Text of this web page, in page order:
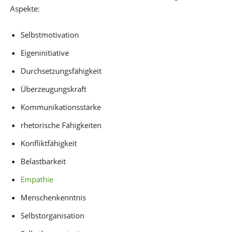
Aspekte:
Selbstmotivation
Eigeninitiative
Durchsetzungsfähigkeit
Überzeugungskraft
Kommunikationsstärke
rhetorische Fähigkeiten
Konfliktfähigkeit
Belastbarkeit
Empathie
Menschenkenntnis
Selbstorganisation